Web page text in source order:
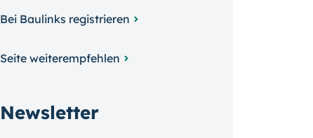
Bei Baulinks registrieren
Seite weiterempfehlen
Newsletter